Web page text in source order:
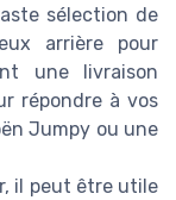
sélection de
arrière pour
une livraison
répondre à vos
Jumpy ou une
il peut être utile